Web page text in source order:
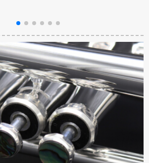
試験の中で、トラス
トペアレンの義甲の
部品トートの左手
（紫の爪）
色)180型の省力型7 C
银色したき口